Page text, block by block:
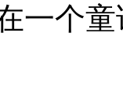
一个